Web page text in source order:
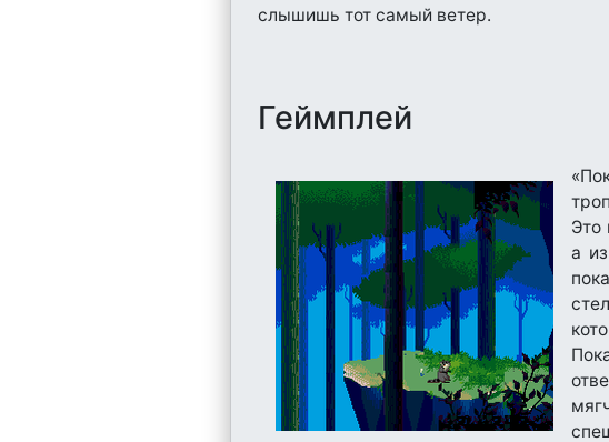
слышишь тот самый ветер.
Геймплей
Это
а